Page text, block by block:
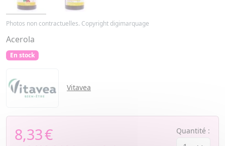
Photos non contractuelles. Copyright digimarquage
Acerola
En stock
Vitavea
8,33€ Quantité :